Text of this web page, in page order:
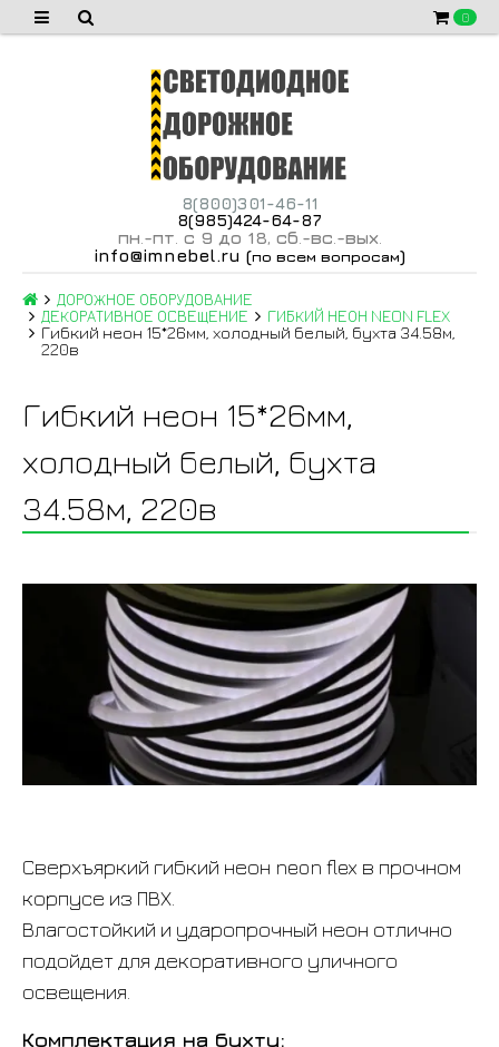
0
8(800)301-46-11
8(985)424-64-87
пн -пт с 9 до 18, сб -вс -вых.
info@imnebel.ru (по всем вопросам)
ДОРОЖНОЕ ОБОРУДОВАНИЕ
ДЕКОРАТИВНОЕ ОСВЕЩЕНИЕ
ГИБКИЙ НЕОН NEON FLEX
Гибкий неон 15*26мм, холодный белый, бухта 34.58м,
220в
Гибкий неон 15*26мм,
холодный белый, бухта
34.58м, 220в
Сверхъяркий гибкий неон neon flex в прочном
корпусе из ПВХ.
Влагостойкий и ударопрочный неон отлично
подойдет для декоративного уличного
освещения.
Комплектация на бухту: